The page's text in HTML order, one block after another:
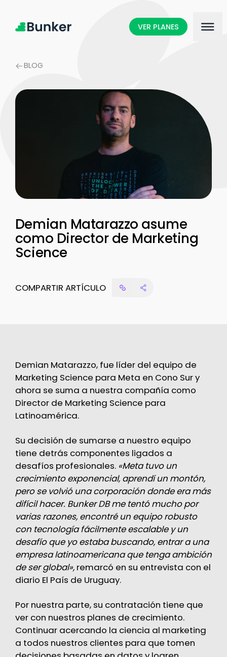
VER PLANES
BLOG
Demian Matarazzo asume
como Director de Marketing
Science
COMPARTIR ARTÍCULO
Demian Matarazzo, fue líder del equipo de
Marketing Science para Meta en Cono Sur y
ahora se suma a nuestra compañía como
Director de Marketing Science para
Latinoamérica.
Su decisión de sumarse a nuestro equipo
tiene detrás componentes ligados a
desafíos profesionales.«Meta tuvo un
crecimiento exponencial, aprendí un montón,
pero se volvió una corporación donde era más
difícil hacer. Bunker DB me tentó mucho por
varias razones, encontré un equipo robusto
con tecnología fácilmente escalable y un
desafío que yo estaba buscando, entrar a una
empresa latinoamericana que tenga ambición
de ser global»,remarcó en su entrevista con el
diario El País de Uruguay.
Por nuestra parte, su contratación tiene que
ver con nuestros planes de crecimiento.
Continuar acercando la ciencia al marketing
a todos nuestros clientes para que tomen